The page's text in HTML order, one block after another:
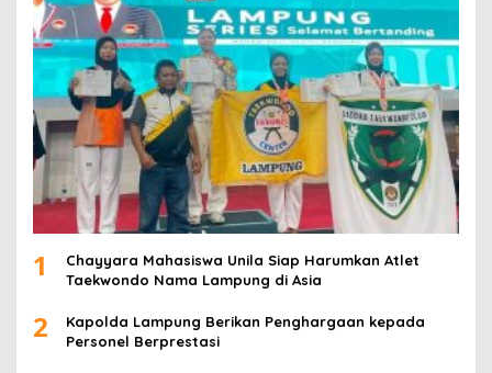
1
Chayyara Mahasiswa Unila Siap Harumkan Atlet
Taekwondo Nama Lampung di Asia
2
Kapolda Lampung Berikan Penghargaan kepada
Personel Berprestasi